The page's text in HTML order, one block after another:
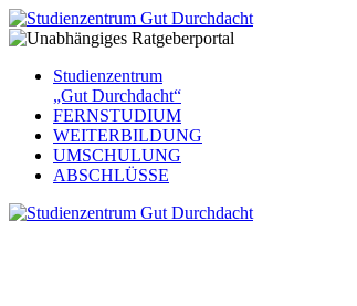
Studienzentrum
„Gut Durchdacht“
FERNSTUDIUM
WEITERBILDUNG
UMSCHULUNG
ABSCHLÜSSE